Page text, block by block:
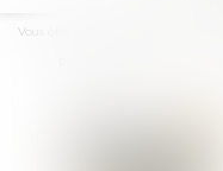
Vous êtes ici :